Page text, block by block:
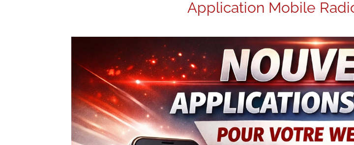
Application Mobile